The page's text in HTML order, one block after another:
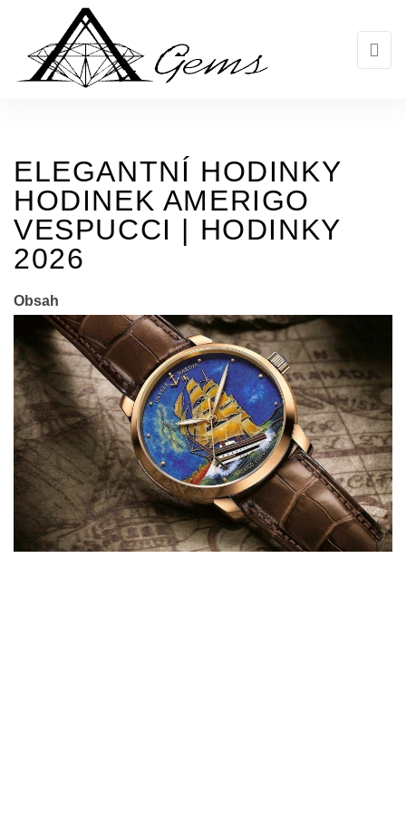
ELEGANTNÍ HODINKY
HODINEK AMERIGO
VESPUCCI | HODINKY
2026
Obsah